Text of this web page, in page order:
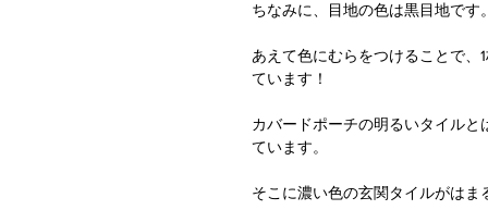
ちなみに、目地の色は黒目地です。
あえて色にむらをつけることで、
ています！
カバードポーチの明るいタイル
ています。
そこに濃い色の玄関タイルがはま